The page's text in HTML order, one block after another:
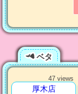
ベタ
47 views
厚木店